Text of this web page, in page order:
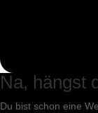
Na, hängst
Du bist schon eine